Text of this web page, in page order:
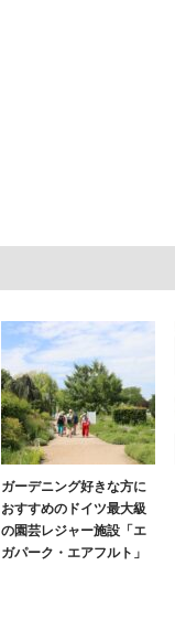
ガーデニング好きな方に
おすすめのドイツ最大級
の園芸レジャー施設「エ
ガパーク・エアフルト」